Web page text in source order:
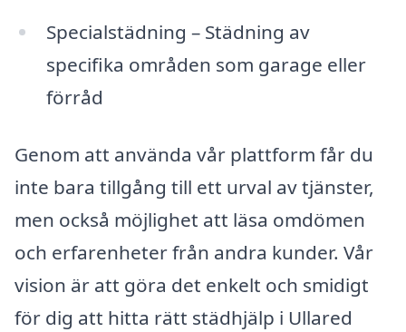
Specialstädning – Städning av
specifika områden som garage eller
förråd
Genom att använda vår plattform får du
inte bara tillgång till ett urval av tjänster,
men också möjlighet att läsa omdömen
och erfarenheter från andra kunder. Vår
vision är att göra det enkelt och smidigt
för dig att hitta rätt städhjälp i Ullared